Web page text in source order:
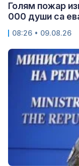
Голям пожар
000 души са
08:26 • 09.08.26